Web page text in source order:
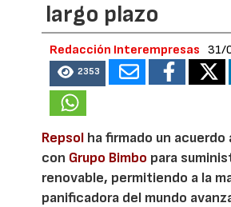
largo plazo
Redacción Interempresas 31/
2353
Repsol ha firmado un acuerdo
con Grupo Bimbo para
renovable, permitiendo a la
panificadora del mundo